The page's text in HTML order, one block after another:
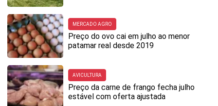
MERCADO AGRO
Preço do ovo cai em julho ao menor
patamar real desde 2019
AVICULTURA
Preço da carne de frango fecha julho
estável com oferta ajustada